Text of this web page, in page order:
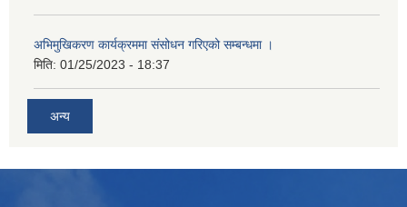
अभिमुखिकरण कार्यक्रममा संसोधन गरिएको सम्बन्धमा ।
मिति: 01/25/2023 - 18:37
अन्य